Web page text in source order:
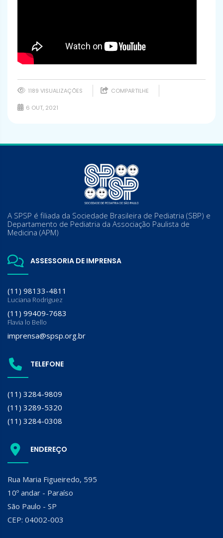
1189 VISUALIZAÇÕES COMPARTILHE
6 OUT, 2021
A SPSP é filiada da Sociedade Brasileira de Pediatria (SBP) e
Departamento de Pediatria da Associação Paulista de
Medicina (APM)
ASSESSORIA DE IMPRENSA
(11) 98133-4811
Luciana Rodriguez
(11) 99409-7683
Flavia lo Bello
imprensa@spsp.org.br
TELEFONE
(11) 3284-9809
(11) 3289-5320
(11) 3284-0308
ENDEREÇO
Rua Maria Figueiredo, 595
10º andar - Paraíso
São Paulo - SP
CEP: 04002-003